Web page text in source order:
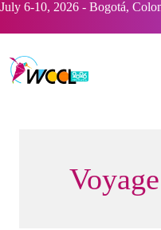
Skip
content
July 6-10, 2026 - Bogotá,